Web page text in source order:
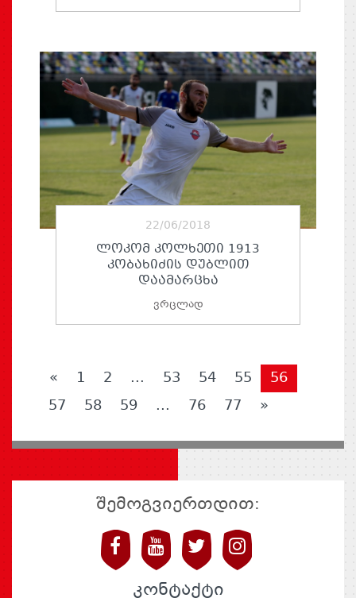
22/06/2018
ᲚᲝᲙᲝᲛ ᲙᲝᲚᲮᲔᲗᲘ 1913
ᲙᲝᲑᲐᲮᲘᲫᲘᲡ ᲓᲣᲑᲚᲘᲗ
ᲓᲐᲐᲛᲐᲠᲪᲮᲐ
ვრცლად
« 1 2 ... 53 54 55
56
57
58 59 ... 76 77 »
შემოგვიერთდით:
კონტაქტი